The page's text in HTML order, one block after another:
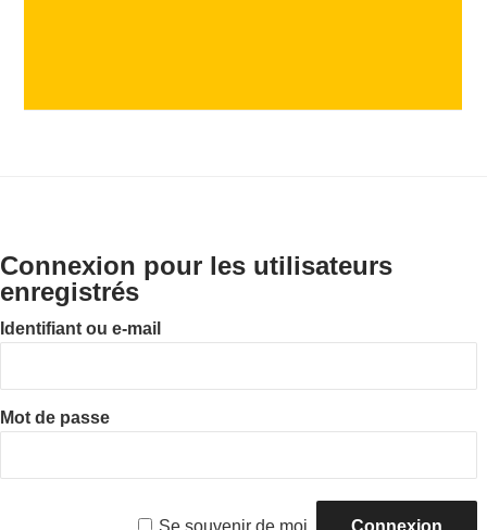
Connexion pour les utilisateurs
enregistrés
Identifiant ou e-mail
Mot de passe
Se souvenir de moi